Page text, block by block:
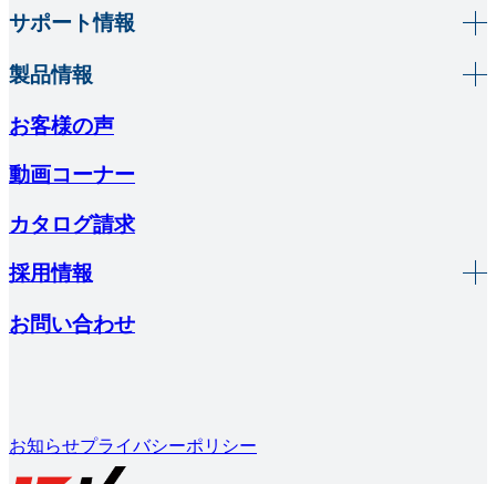
サポート情報
製品情報
お客様の声
動画コーナー
カタログ請求
採用情報
お問い合わせ
お知らせプライバシーポリシー